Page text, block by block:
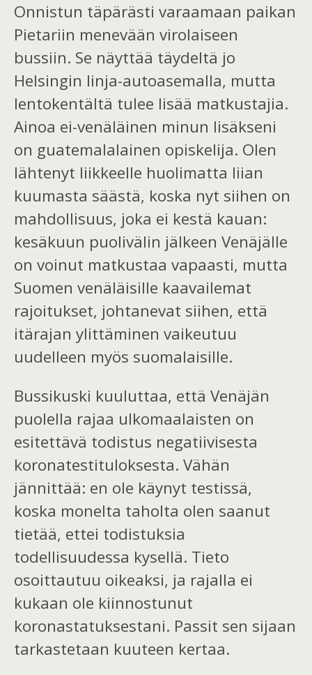
Onnistun täpärästi varaamaan paikan
Pietariin menevään virolaiseen
bussiin. Se näyttää täydeltä jo
Helsingin linja-autoasemalla, mutta
lentokentältä tulee lisää matkustajia.
Ainoa ei-venäläinen minun lisäkseni
on guatemalalainen opiskelija. Olen
lähtenyt liikkeelle huolimatta liian
kuumasta säästä, koska nyt siihen on
mahdollisuus, joka ei kestä kauan:
kesäkuun puolivälin jälkeen Venäjälle
on voinut matkustaa vapaasti, mutta
Suomen venäläisille kaavailemat
rajoitukset, johtanevat siihen, että
itärajan ylittäminen vaikeutuu
uudelleen myös suomalaisille.
Bussikuski kuuluttaa, että Venäjän
puolella rajaa ulkomaalaisten on
esitettävä todistus negatiivisesta
koronatestituloksesta. Vähän
jännittää: en ole käynyt testissä,
koska monelta taholta olen saanut
tietää, ettei todistuksia
todellisuudessa kysellä. Tieto
osoittautuu oikeaksi, ja rajalla ei
kukaan ole kiinnostunut
koronastatuksestani. Passit sen sijaan
tarkastetaan kuuteen kertaa.